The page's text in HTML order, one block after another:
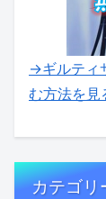
→ギルティ
む方法を見
カテゴリ